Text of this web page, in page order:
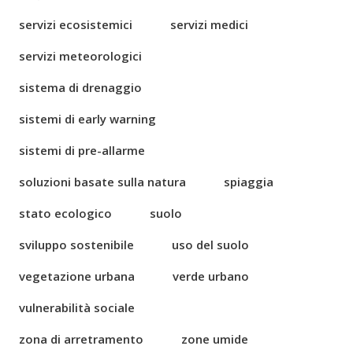
servizi ecosistemici
servizi medici
servizi meteorologici
sistema di drenaggio
sistemi di early warning
sistemi di pre-allarme
soluzioni basate sulla natura
spiaggia
stato ecologico
suolo
sviluppo sostenibile
uso del suolo
vegetazione urbana
verde urbano
vulnerabilità sociale
zona di arretramento
zone umide